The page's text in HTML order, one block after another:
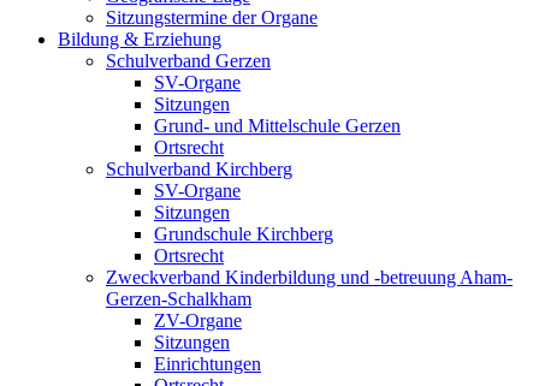
Sitzungstermine der Organe
Bildung & Erziehung
Schulverband Gerzen
SV-Organe
Sitzungen
Grund- und Mittelschule Gerzen
Ortsrecht
Schulverband Kirchberg
SV-Organe
Sitzungen
Grundschule Kirchberg
Ortsrecht
Zweckverband Kinderbildung und -betreuung Aham-
Gerzen-Schalkham
ZV-Organe
Sitzungen
Einrichtungen